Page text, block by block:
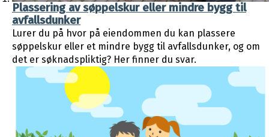
Plassering av søppelskur eller mindre bygg til
avfallsdunker
Lurer du på hvor på eiendommen du kan plassere
søppelskur eller et mindre bygg til avfallsdunker, og om
det er søknadspliktig? Her finner du svar.